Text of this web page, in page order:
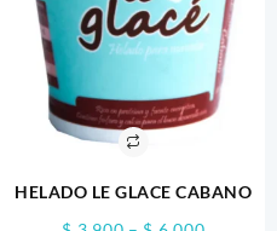
HELADO LE GLACE CABANO